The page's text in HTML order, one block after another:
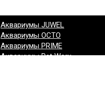
Аквариумы JUWEL
Аквариумы OCTO
Аквариумы PRIME
Аквариумы Pet Worx